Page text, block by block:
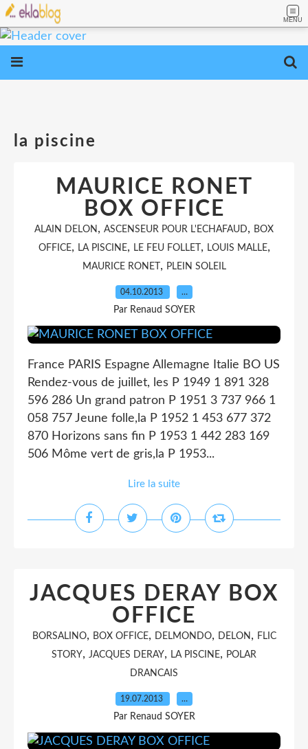
MENU
la piscine
MAURICE RONET
BOX OFFICE
ALAIN DELON , ASCENSEUR POUR L'ECHAFAUD, BOX
OFFICE, LA PISCINE, LE FEU FOLLET , LOUIS MALLE,
MAURICE RONET , PLEIN SOLEIL
04.10.2013 …
Par Renaud SOYER
France PARIS Espagne Allemagne Italie BO US
Rendez-vous de juillet, les P 1949 1 891 328
596 286 Un grand patron P 1951 3 737 966 1
058 757 Jeune folle,la P 1952 1 453 677 372
870 Horizons sans fin P 1953 1 442 283 169
506 Môme vert de gris,la P 1953...
Lire la suite
JACQUES DERAY BOX
OFFICE
BORSALINO, BOX OFFICE, DELMONDO, DELON , FLIC
STORY, JACQUES DERAY, LA PISCINE, POLAR
DRANCAIS
19.07.2013 …
Par Renaud SOYER